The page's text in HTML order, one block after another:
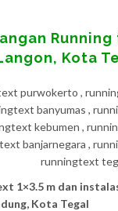
Running
Kota
purwokerto ,
banyumas ,
kebumen ,
banjarnegara ,
runningtext
1×3.5 m dan
Kota Tegal